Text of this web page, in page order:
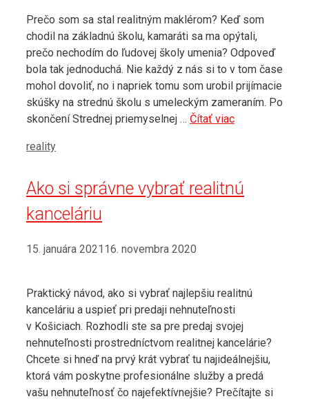
Prečo som sa stal realitným maklérom? Keď som
chodil na základnú školu, kamaráti sa ma opýtali,
prečo nechodím do ľudovej školy umenia? Odpoveď
bola tak jednoduchá. Nie každý z nás si to v tom čase
mohol dovoliť, no i napriek tomu som urobil prijímacie
skúšky na strednú školu s umeleckým zameraním. Po
skončení Strednej priemyselnej … Čítať viac
Kategórie
reality
Ako si správne vybrať realitnú
kanceláriu
15. januára 202116. novembra 2020
Praktický návod, ako si vybrať najlepšiu realitnú
kanceláriu a uspieť pri predaji nehnuteľnosti
v Košiciach. Rozhodli ste sa pre predaj svojej
nehnuteľnosti prostredníctvom realitnej kancelárie?
Chcete si hneď na prvý krát vybrať tu najideálnejšiu,
ktorá vám poskytne profesionálne služby a predá
vašu nehnuteľnosť čo najefektívnejšie? Prečítajte si